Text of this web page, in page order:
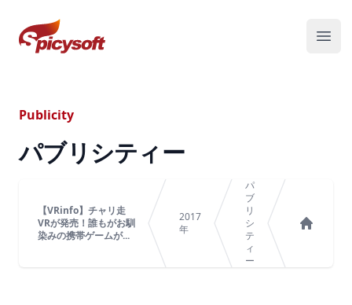
スパイシーソフト株式会社
メニ
Publicity
パブリシティー
【VRinfo】チャリ走
VRが発売！誰もがお馴
染みの携帯ゲームが...
2017
年
パ
ブ
リ
シ
テ
ィ
ー